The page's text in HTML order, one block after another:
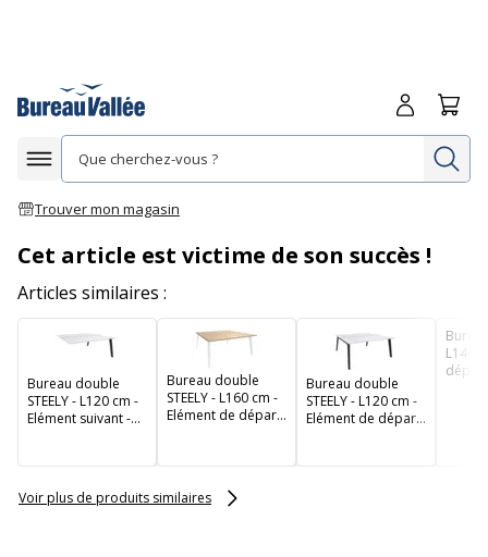
Afficher la navigation
Trouver mon magasin
Me
Cet article est victime de son succès !
Articles similaires :
Bureau double
STEELY - L120 cm -
Elément suivant -
Bureau double
STEELY - L160 cm -
Elément de départ
Chêne clair
Bureau double
STEELY - L120 cm -
Elément de départ
L140
Voir plus de produits similaires